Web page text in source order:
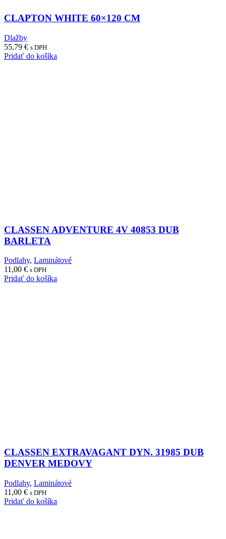
CLAPTON WHITE 60×120 CM
Dlažby
55,79 € s DPH
Pridať do košíka
CLASSEN ADVENTURE 4V 40853 DUB
BARLETA
Podlahy, Laminátové
11,00 € s DPH
Pridať do košíka
CLASSEN EXTRAVAGANT DYN. 31985 DUB
DENVER MEDOVY
Podlahy, Laminátové
11,00 € s DPH
Pridať do košíka